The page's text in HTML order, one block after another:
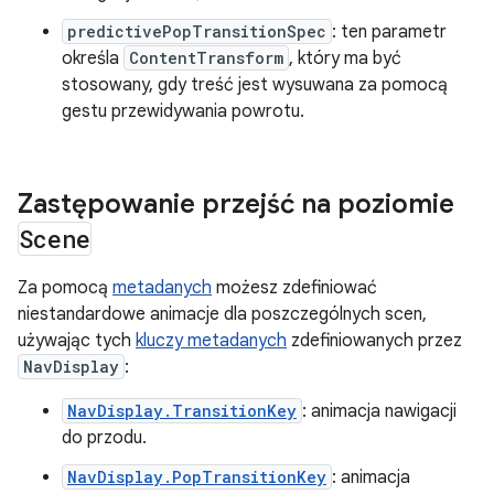
predictivePopTransitionSpec : ten parametr
określa ContentTransform , który ma być
stosowany, gdy treść jest wysuwana za pomocą
gestu przewidywania powrotu.
Zastępowanie przejść na poziomie
Scene
Za pomocą metadanych możesz zdefiniować
niestandardowe animacje dla poszczególnych scen,
używając tych kluczy metadanych zdefiniowanych przez
NavDisplay :
NavDisplay.TransitionKey : animacja nawigacji
do przodu.
NavDisplay.PopTransitionKey : animacja